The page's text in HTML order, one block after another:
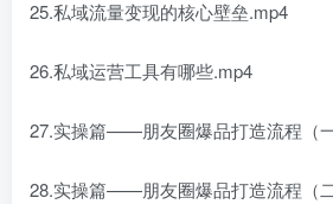
25.私域流量变现的核心壁垒.mp4
26.私域运营工具有哪些.mp4
27.实操篇——朋友圈爆品打造流程（
28.实操篇——朋友圈爆品打造流程（